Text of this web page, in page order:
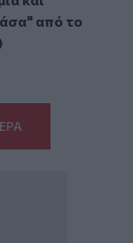
από το